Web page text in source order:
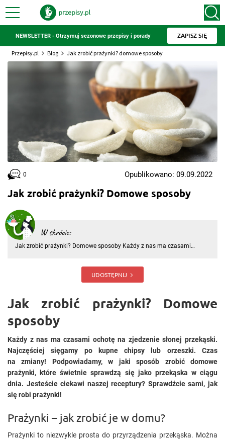
NEWSLETTER - Otrzymuj sezonowe przepisy i porady ZAPISZ SIĘ
Przepisy.pl Blog Jak zrobić prażynki? domowe sposoby
Jak zrobić prażynki? Domowe sposoby
W skrócie:
Jak zrobić prażynki? Domowe sposoby Każdy z nas ma czasami
zrobić domowe prażynki, które świetnie sprawdzą się jako przeką
UDOSTĘPNIJ
0 Opublikowano: 09.09.2022
Jak zrobić prażynki? Domowe
sposoby
Każdy z nas ma czasami ochotę na zjedzenie słonej przekąski.
Najczęściej sięgamy po kupne chipsy lub orzeszki. Czas
na zmiany! Podpowiadamy, w jaki sposób zrobić domowe
prażynki, które świetnie sprawdzą się jako przekąska w ciągu
dnia. Jesteście ciekawi naszej receptury? Sprawdźcie sami, jak
się robi prażynki!
Prażynki – jak zrobić je w domu?
Prażynki to niezwykle prosta do przyrządzenia przekąska. Można